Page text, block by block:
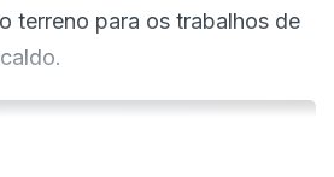
terreno para os trabalhos de